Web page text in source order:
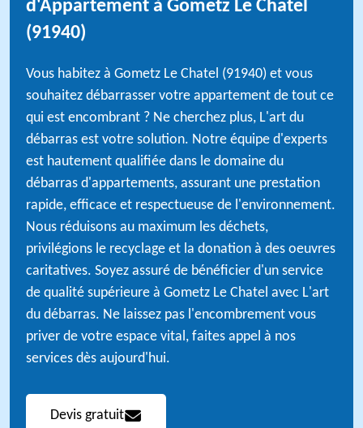
d'Appartement à Gometz Le Chatel
(91940)
Vous habitez à Gometz Le Chatel (91940) et vous
souhaitez débarrasser votre appartement de tout ce
qui est encombrant ? Ne cherchez plus, L'art du
débarras est votre solution. Notre équipe d'experts
est hautement qualifiée dans le domaine du
débarras d'appartements, assurant une prestation
rapide, efficace et respectueuse de l'environnement.
Nous réduisons au maximum les déchets,
privilégions le recyclage et la donation à des oeuvres
caritatives. Soyez assuré de bénéficier d'un service
de qualité supérieure à Gometz Le Chatel avec L'art
du débarras. Ne laissez pas l'encombrement vous
priver de votre espace vital, faites appel à nos
services dès aujourd'hui.
Devis gratuit